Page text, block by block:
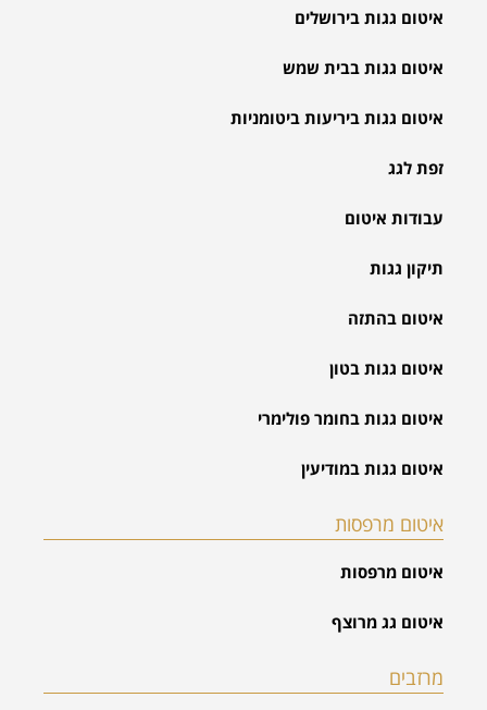
איטום גגות בירושלים
איטום גגות בבית שמש
איטום גגות ביריעות ביטומניות
זפת לגג
עבודות איטום
תיקון גגות
איטום בהתזה
איטום גגות בטון
איטום גגות בחומר פולימרי
איטום גגות במודיעין
איטום מרפסות
איטום מרפסות
איטום גג מרוצף
מרזבים